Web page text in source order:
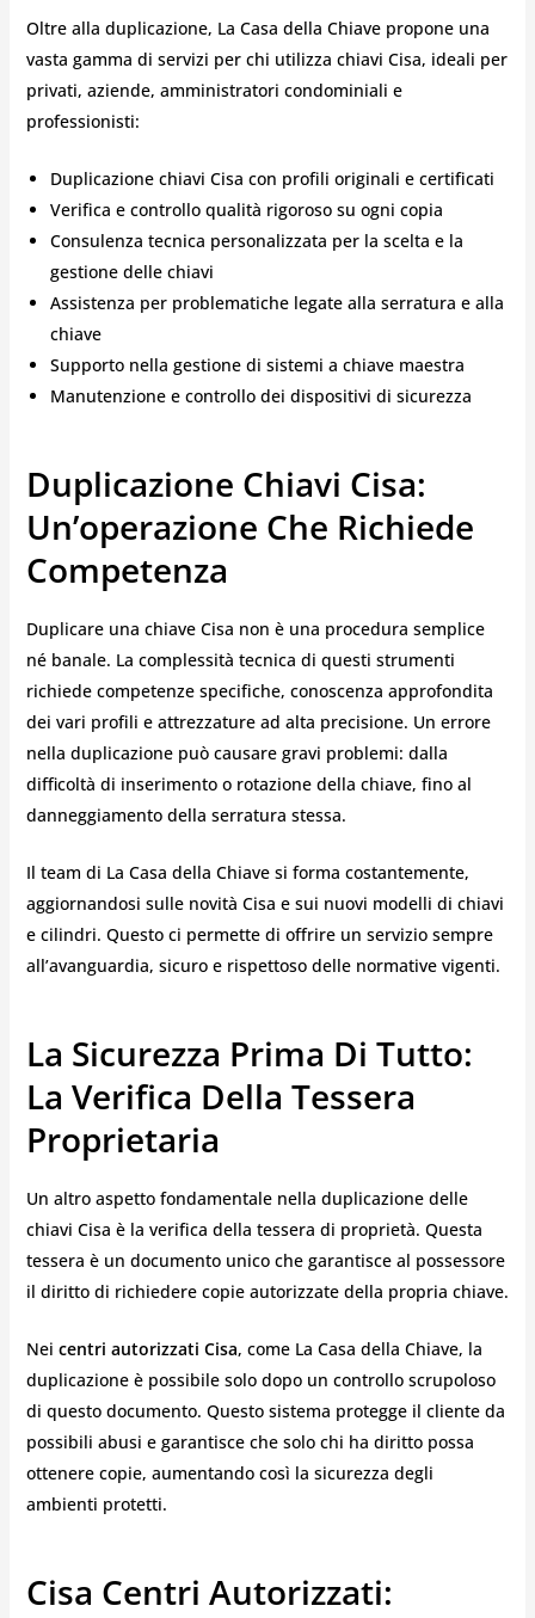
Oltre alla duplicazione, La Casa della Chiave propone una
vasta gamma di servizi per chi utilizza chiavi Cisa, ideali per
privati, aziende, amministratori condominiali e
professionisti:
Duplicazione chiavi Cisa con profili originali e certificati
Verifica e controllo qualità rigoroso su ogni copia
Consulenza tecnica personalizzata per la scelta e la
gestione delle chiavi
Assistenza per problematiche legate alla serratura e alla
chiave
Supporto nella gestione di sistemi a chiave maestra
Manutenzione e controllo dei dispositivi di sicurezza
Duplicazione Chiavi Cisa:
Un’operazione Che Richiede
Competenza
Duplicare una chiave Cisa non è una procedura semplice
né banale. La complessità tecnica di questi strumenti
richiede competenze specifiche, conoscenza approfondita
dei vari profili e attrezzature ad alta precisione. Un errore
nella duplicazione può causare gravi problemi: dalla
difficoltà di inserimento o rotazione della chiave, fino al
danneggiamento della serratura stessa.
Il team di La Casa della Chiave si forma costantemente,
aggiornandosi sulle novità Cisa e sui nuovi modelli di chiavi
e cilindri. Questo ci permette di offrire un servizio sempre
all’avanguardia, sicuro e rispettoso delle normative vigenti.
La Sicurezza Prima Di Tutto:
La Verifica Della Tessera
Proprietaria
Un altro aspetto fondamentale nella duplicazione delle
chiavi Cisa è la verifica della tessera di proprietà. Questa
tessera è un documento unico che garantisce al possessore
il diritto di richiedere copie autorizzate della propria chiave.
Nei centri autorizzati Cisa, come La Casa della Chiave, la
duplicazione è possibile solo dopo un controllo scrupoloso
di questo documento. Questo sistema protegge il cliente da
possibili abusi e garantisce che solo chi ha diritto possa
ottenere copie, aumentando così la sicurezza degli
ambienti protetti.
Cisa Centri Autorizzati: